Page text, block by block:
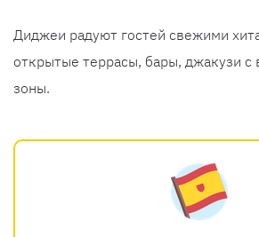
Диджеи радуют гостей свежими
открытые террасы, бары, джакузи с
зоны.